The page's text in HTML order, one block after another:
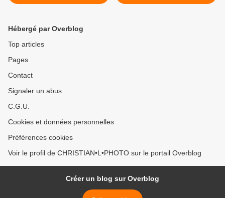
Hébergé par Overblog
Top articles
Pages
Contact
Signaler un abus
C.G.U.
Cookies et données personnelles
Préférences cookies
Voir le profil de CHRISTIAN•L•PHOTO sur le portail Overblog
Créer un blog sur Overblog